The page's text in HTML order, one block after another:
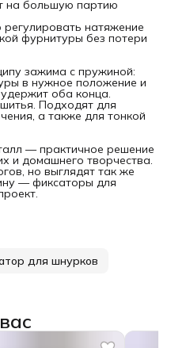
на большую партию
натяжение
фурнитуры без потери
зажима с пружиной:
в нужное положение и
оба конца.
Подходят для
а также для тонкой
— практичное решение
и домашнего творчества.
но выглядят так же
— фиксаторы для
для шнурков